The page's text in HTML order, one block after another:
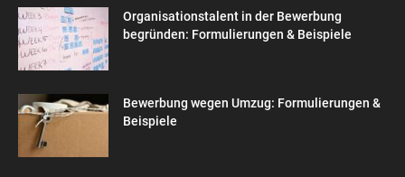
Organisationstalent in der Bewerbung
begründen: Formulierungen & Beispiele
Bewerbung wegen Umzug: Formulierungen &
Beispiele